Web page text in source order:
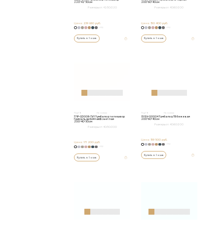
220*42*50см
Размеры от: 42/50/220
Цена: 239 680 руб.
+152
Купить в 1 клик
200*60*40см
Размеры от: 40/60/200
Цена:150 400 руб.
+152
Купить в 1 клик
77IP-GD008-TV/1 Тумба под телевизор
Гримальди (Grimaldi) светлая
200*40*50см
Размеры от: 40/50/200
Цена: 171 200 руб.
+152
Купить в 1 клик
151SV-00004 Тумба под ТВ бежевая
200*60*40см
Размеры от: 40/60/200
Цена:159 500 руб.
+152
Купить в 1 клик